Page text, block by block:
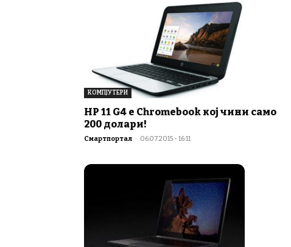
КОМПЈУТЕРИ
HP 11 G4 е Chromebook кој чини само
200 долари!
Смартпортал - 06.07.2015 - 16:11